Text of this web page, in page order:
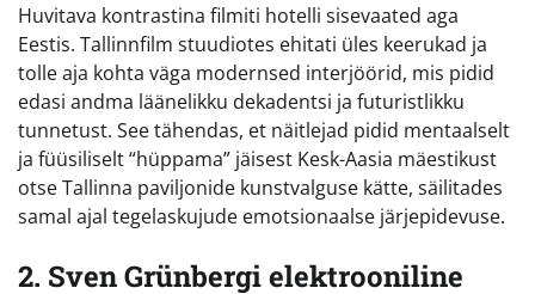
Huvitava kontrastina filmiti hotelli sisevaated aga
Eestis. Tallinnfilm stuudiotes ehitati üles keerukad ja
tolle aja kohta väga modernsed interjöörid, mis pidid
edasi andma läänelikku dekadentsi ja futuristlikku
tunnetust. See tähendas, et näitlejad pidid mentaalselt
ja füüsiliselt “hüppama” jäisest Kesk-Aasia mäestikust
otse Tallinna paviljonide kunstvalguse kätte, säilitades
samal ajal tegelaskujude emotsionaalse järjepidevuse.
2. Sven Grünbergi elektrooniline